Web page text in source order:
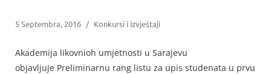
5 Septembra, 2016 / Konkursi i izvještaji
Akademija likovnioh umjetnosti u Sarajevu
objavljuje Preliminarnu rang listu za upis studenata u prvu